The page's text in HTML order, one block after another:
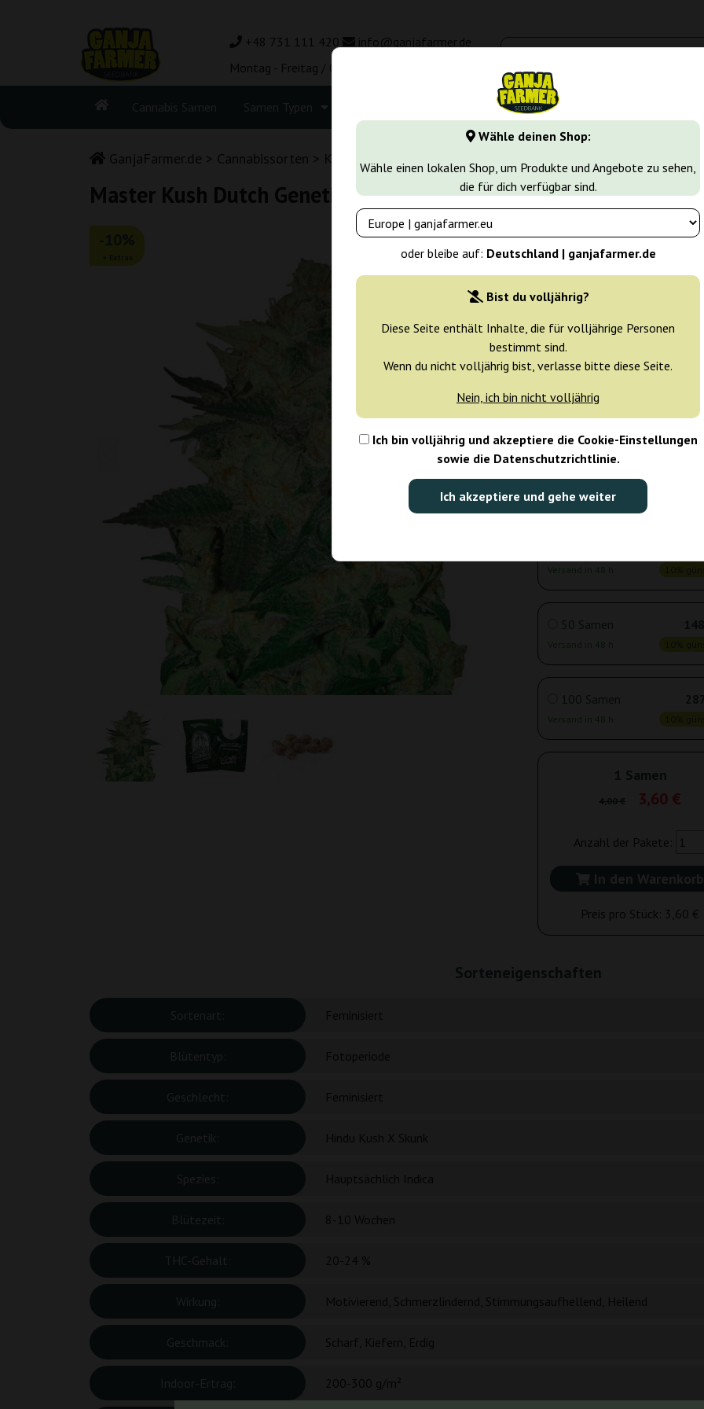
Wähle deinen Shop:
Wähle einen lokalen Shop, um Produkte und Angebote zu sehen,
die für dich verfügbar sind.
oder bleibe auf: Deutschland | ganjafarmer.de
Bist du volljährig?
Diese Seite enthält Inhalte, die für volljährige Personen
bestimmt sind.
Wenn du nicht volljährig bist, verlasse bitte diese Seite.
Nein, ich bin nicht volljährig
Ich bin volljährig und akzeptiere die Cookie-Einstellungen
sowie die Datenschutzrichtlinie.
Ich akzeptiere und gehe weiter
+48 731 111 420
info@ganjafarmer.de
Montag - Freitag / 08:00 - 16:00
Cannabis Samen Samen Typen Cannabis Sorten
GanjaFarmer.de Cannabissorten Kush
Master Kush Dutch Genetics
Dutch Genetics
1 Samen
Versand in 24 h
3 Samen
Versand in 48 h 10%
5 Samen
Versand in 48 h
Versand in 48 h
50 Samen
Versand in 48 h
100 Samen
Versand in 48 h
1 Samen
4,00 € 3,60 €
Anzahl der Pakete:
In den Warenkorb
Preis pro Stück: 3,60 €
Sorteneigenschaften
Sortenart:
Blütentyp:
Geschlecht:
Genetik:
Spezies:
Blütezeit:
THC-Gehalt:
Wirkung:
Geschmack:
Indoor-Ertrag: